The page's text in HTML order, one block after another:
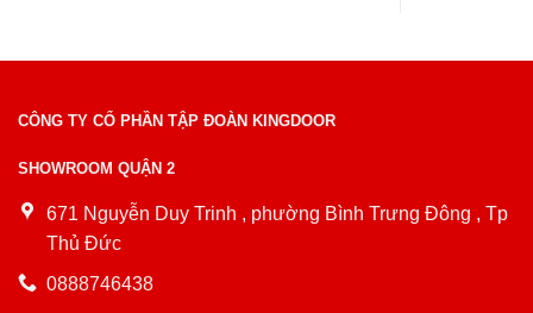
CÔNG TY CỔ PHẦN TẬP ĐOÀN KINGDOOR
SHOWROOM QUẬN 2
671 Nguyễn Duy Trinh , phường Bình Trưng Đông , Tp
Thủ Đức
0888746438